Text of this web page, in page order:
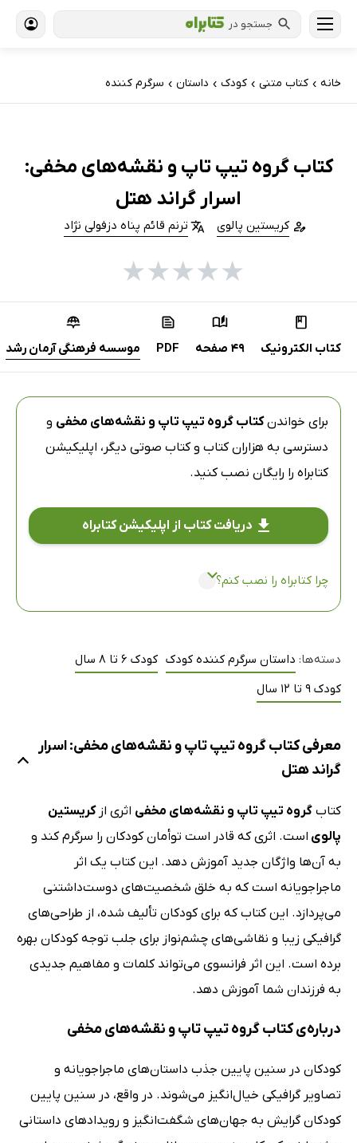
جستجو در
خانه › کتاب‌ متنی › کودک › داستان › سرگرم کننده
کتاب گروه تیپ‌ تاپ و نقشه‌های مخفی:
اسرار گراند هتل
کریستین پالوی ترنم قائم پناه دزفولی نژاد
★
★
★
★
★
کتاب الکترونیک 49 صفحه PDF موسسه فرهنگی آرمان رشد
برای خواندنکتاب گروه تیپ‌ تاپ و نقشه‌های مخفی و
دسترسی به هزاران کتاب و کتاب صوتی دیگر، اپلیکیشن
کتابراه را رایگان نصب کنید.
دریافت کتاب از اپلیکیشن کتابراه
چرا کتابراه را نصب کنم؟
دسته‌ها: داستان سرگرم کننده کودک کودک 6 تا 8 سال
کودک 9 تا 12 سال
معرفی کتاب گروه تیپ‌ تاپ و نقشه‌های مخفی: اسرار
گراند هتل
کتاب گروه تیپ‌ تاپ و نقشه‌های مخفی اثری ازکریستین
پالوی است. اثری که قادر است توأمان کودکان را سرگرم کند و
به آن‌ها واژگان جدید آموزش دهد. این کتاب یک اثر
ماجراجویانه است که به خلق شخصیت‌های دوست‌داشتنی
می‌پردازد. این کتاب که برای کودکان تألیف شده، از طراحی‌های
گرافیکی زیبا و نقاشی‌های چشم‌نواز برای جلب توجه کودکان بهره
برده است. این اثر فرانسوی می‌تواند کلمات و مفاهیم جدیدی
به فرزندان شما آموزش دهد.
درباره‌ی کتاب گروه تیپ‌ تاپ و نقشه‌های مخفی
کودکان در سنین پایین جذب داستان‌های ماجراجویانه و
تصاویر گرافیکی خیال‌انگیز می‌شوند. در واقع، در سنین پایین
کودکان گرایش به جهان‌های شگفت‌انگیز و رویدادهای داستانی